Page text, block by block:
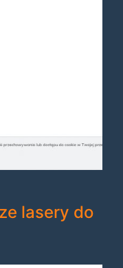
lasery do